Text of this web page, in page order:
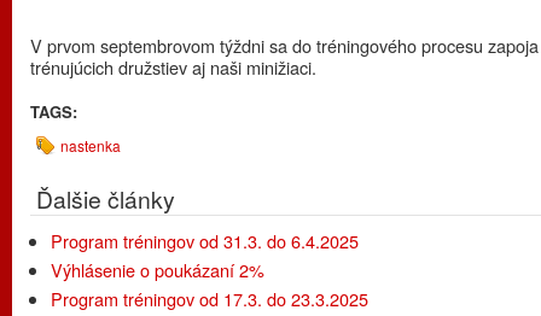
V prvom septembrovom týždni sa do tréningového procesu
trénujúcich družstiev aj naši minižiaci.
TAGS:
nastenka
Ďalšie články
Program tréningov od 31.3. do 6.4.2025
Výhlásenie o poukázaní 2%
Program tréningov od 17.3. do 23.3.2025